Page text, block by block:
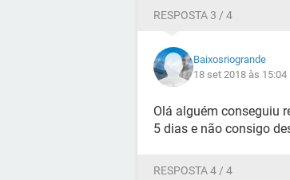
RESPOSTA 3 / 4
Baixosriogrande
18 set 2018 às 15:04
Olá alguém conseguiu
5 dias e não consigo
RESPOSTA 4 / 4